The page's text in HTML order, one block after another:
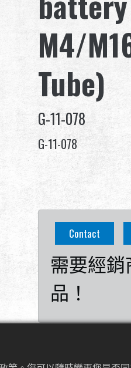
M4/
Tube)
G-11-078
G-11-078
Contact
需要經
品！